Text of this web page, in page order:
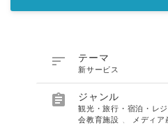
 テーマ
新サービス
 ジャンル
観光・旅行・宿泊・レ
会教育施設
メディア